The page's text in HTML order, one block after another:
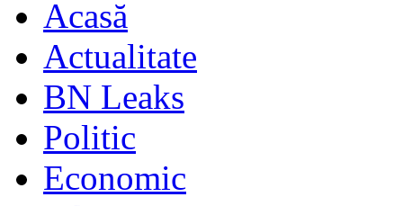
Acasă
Actualitate
BN Leaks
Politic
Economic